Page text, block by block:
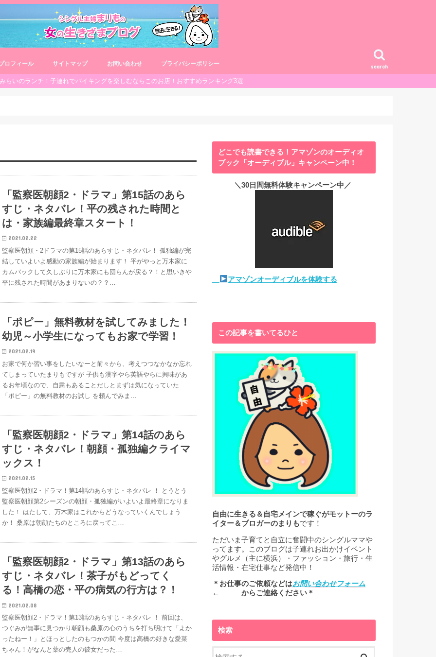
search
ロフィール サイトマップ お問い合わせ プライバシーポリシー
らいのランチ！子連れでバイキングを楽しむならこのお店！おすすめランキング3選
「監察医朝顔2・ドラマ」第15話のあら
すじ・ネタバレ！平の残された時間と
は・家族編最終章スタート！
2021.02.22
監察医朝顔・2ドラマの第15話のあらすじ・ネタバレ！ 孤独編が完
結していよいよ感動の家族編が始まります！ 平がやっと万木家に
カムバックして久しぶりに万木家にも団らんが戻る？！と思いきや
平に残された時間があまりないの？？…
「ポピー」無料教材を試してみました！
幼児～小学生になってもお家で学習！
2021.02.19
お家で何か習い事をしたいなーと前々から、考えつつなかなか忘れ
てしまっていたまりもですが 子供も漢字やら英語やらに興味があ
るお年頃なので、自粛もあることだしとまずは気になっていた
「ポピー」の無料教材のお試し を頼んでみま…
「監察医朝顔2・ドラマ」第14話のあら
すじ・ネタバレ！朝顔・孤独編クライマ
ックス！
2021.02.15
監察医朝顔2・ドラマ！第14話のあらすじ・ネタバレ ！ とうとう
監察医朝顔第2シーズンの朝顔・孤独編がいよいよ最終章になりま
した！ はたして、万木家はこれからどうなっていくんでしょう
か！ 桑原は朝顔たちのところに戻ってこ…
「監察医朝顔2・ドラマ」第13話のあら
すじ・ネタバレ！茶子がもどってく
る！高橋の恋・平の病気の行方は？！
2021.02.08
監察医朝顔2・ドラマ！第13話のあらすじ・ネタバレ ！ 前回は、
つぐみが無事に見つかり朝顔も桑原の心のうちを打ち明けて「よか
ったねー！」とほっとしたのもつかの間 今度は高橋の好きな愛菜
ちゃん！がなんと薬の売人の彼女だった…
どこでも読書できる！アマゾンのオーディオ
ブック「オーディブル」キャンペーン中！
＼30日間無料体験キャンペーン中／
アマゾンオーディブルを体験する
この記事を書いてるひと
自由に生きる＆自宅メインで稼ぐがモットーのラ
イター＆ブロガーのまりもです！
ただいま子育てと自立に奮闘中のシングルママや
ってます。このブログは子連れお出かけイベント
やグルメ（主に横浜）・ファッション・旅行・生
活情報・在宅仕事など発信中！
＊お仕事のご依頼などはお問い合わせフォーム
← からご連絡ください＊
検索